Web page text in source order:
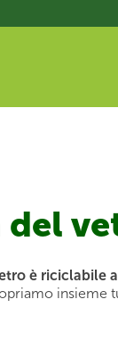
è riciclabile
insieme